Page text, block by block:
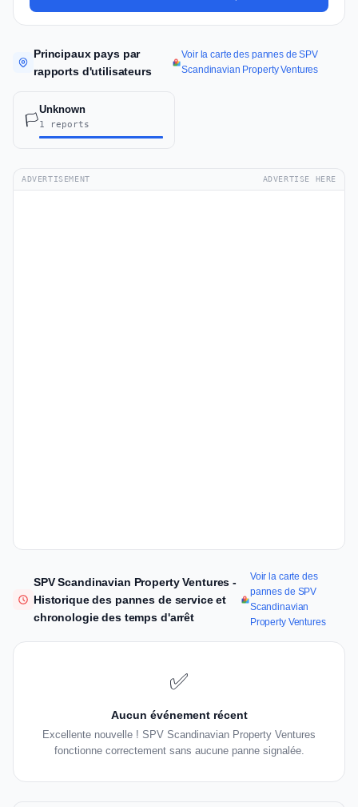
Principaux pays par
rapports d'utilisateurs
Voir la carte des pannes de SPV
Scandinavian Property Ventures
🏳️
Unknown
1 reports
ADVERTISEMENT ADVERTISE HERE
SPV Scandinavian Property Ventures -
Historique des pannes de service et
chronologie des temps d'arrêt
Voir la carte des
pannes de SPV
Scandinavian
Property Ventures
✅
Aucun événement récent
Excellente nouvelle ! SPV Scandinavian Property Ventures
fonctionne correctement sans aucune panne signalée.